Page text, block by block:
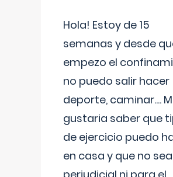
Hola! Estoy de 15
semanas y desde
empezo el
no puedo salir hacer
deporte, caminar....
gustaria saber que
de ejercicio puedo
en casa y que no sea